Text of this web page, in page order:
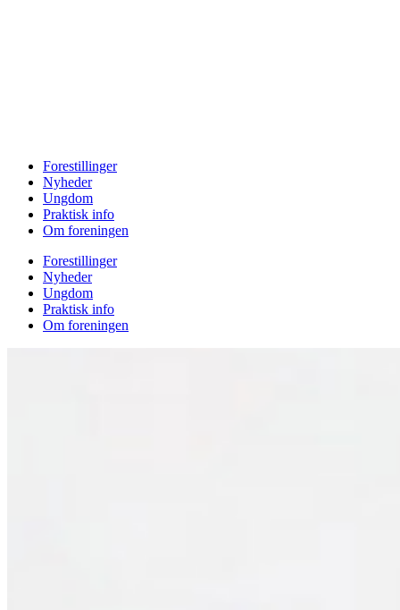
Forestillinger
Nyheder
Ungdom
Praktisk info
Om foreningen
Forestillinger
Nyheder
Ungdom
Praktisk info
Om foreningen